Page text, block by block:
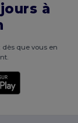
à
que vous en